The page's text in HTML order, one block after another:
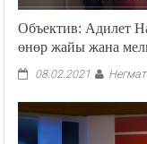
Объектив: Адилет
өнөр жайы жана
08.02.2021